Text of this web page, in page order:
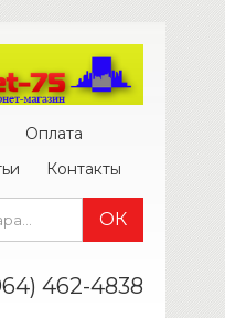
Оплата
Контакты
462-4838